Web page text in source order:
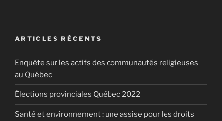
ARTICLES RÉCENTS
Enquête sur les actifs des communautés religieuses
au Québec
Élections provinciales Québec 2022
Santé et environnement : une assise pour les droits